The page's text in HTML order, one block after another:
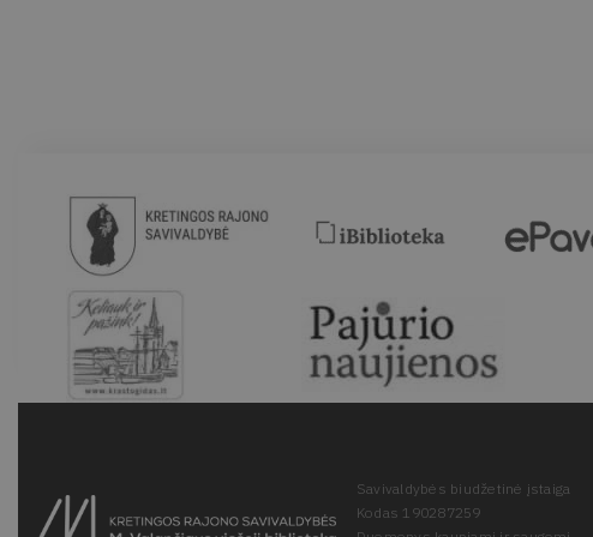
Savivaldybės biudžetinė įstaiga
Kodas 190287259